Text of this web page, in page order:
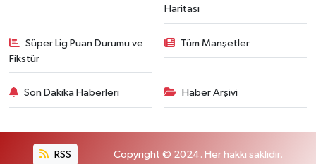
Haritası
Süper Lig Puan Durumu ve
Fikstür
Tüm Manşetler
Son Dakika Haberleri Haber Arşivi
RSS Copyright © 2024. Her hakkı saklıdır.